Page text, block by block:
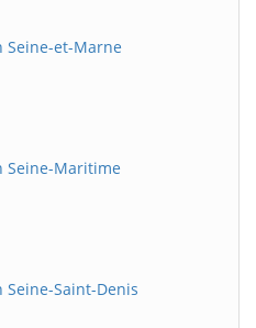
Seine-et-Marne
Seine-Maritime
Saint-Denis